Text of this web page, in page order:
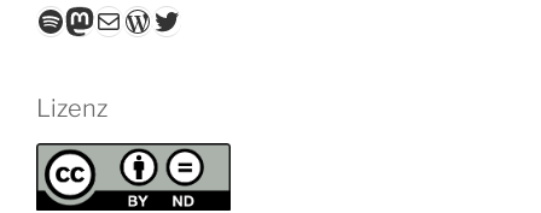
Spotify
Mastodon
E-MailWordPress
Twitter
Lizenz